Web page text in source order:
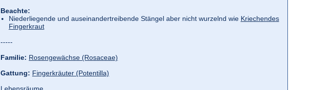
Beachte:
Niederliegende und auseinandertreibende Stängel aber nicht wurzelnd wie Kriechendes
Fingerkraut
-----
Familie: Rosengewächse (Rosaceae)
Gattung: Fingerkräuter (Potentilla)